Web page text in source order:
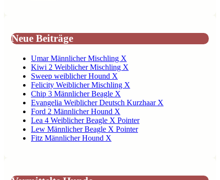
Neue Beiträge
Umar Männlicher Mischling X
Kiwi 2 Weiblicher Mischling X
Sweep weiblicher Hound X
Felicity Weiblicher Mischling X
Chip 3 Männlicher Beagle X
Evangelia Weiblicher Deutsch Kurzhaar X
Ford 2 Männlicher Hound X
Lea 4 Weiblicher Beagle X Pointer
Lew Männlicher Beagle X Pointer
Fitz Männlicher Hound X